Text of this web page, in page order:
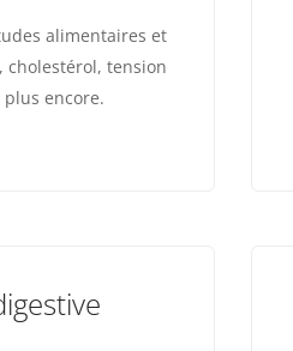
alimentaires et
cholestérol, tension
encore.